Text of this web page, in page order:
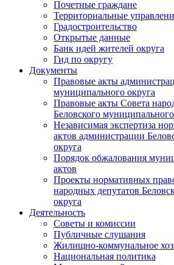
Почетные граждане
Территориальные
Градостроительство
Открытые данные
Банк идей жителей округа
Гид по округу
Документы
Правовые акты
муниципального округа
Правовые акты Совета
Беловского
Независимая экспертиза
актов администрации
округа
Порядок обжалования
актов
Проекты нормативных
народных депутатов
округа
Деятельность
Советы и комиссии
Публичные слушания
Жилищно-коммунальное
Национальная политика